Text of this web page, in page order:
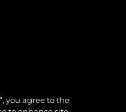
you agree to the